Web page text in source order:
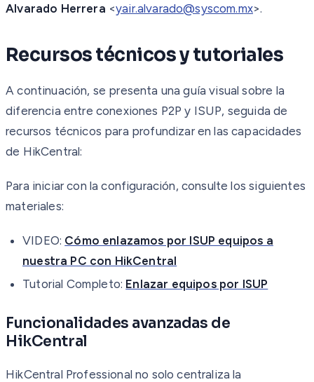
Alvarado Herrera <yair.alvarado@syscom.mx>.
Recursos técnicos y tutoriales
A continuación, se presenta una guía visual sobre la
diferencia entre conexiones P2P y ISUP, seguida de
recursos técnicos para profundizar en las capacidades
de HikCentral:
Para iniciar con la configuración, consulte los siguientes
materiales:
VIDEO: Cómo enlazamos por ISUP equipos a
nuestra PC con HikCentral
Tutorial Completo: Enlazar equipos por ISUP
Funcionalidades avanzadas de
HikCentral
HikCentral Professional no solo centraliza la